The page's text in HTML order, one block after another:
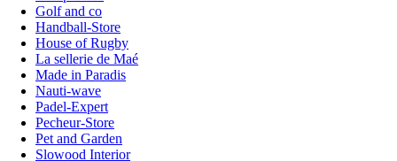
Golf and co
Handball-Store
House of Rugby
La sellerie de Maé
Made in Paradis
Nauti-wave
Padel-Expert
Pecheur-Store
Pet and Garden
Slowood Interior